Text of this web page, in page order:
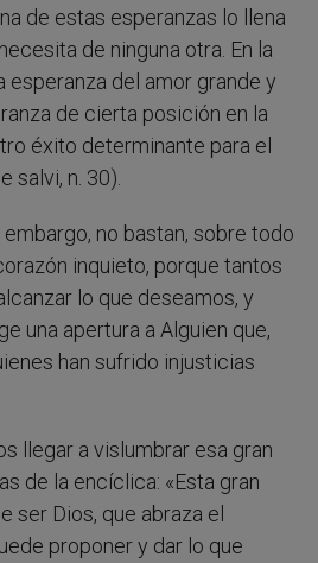
de estas esperanzas lo llena
de ninguna otra. En la
esperanza del amor grande y
de cierta posición en la
éxito determinante para el
salvi, n. 30).
embargo, no bastan, sobre todo
inquieto, porque tantos
lo que deseamos, y
una apertura a Alguien que,
han sufrido injusticias
llegar a vislumbrar esa gran
de la encíclica: «Esta gran
ser Dios, que abraza el
proponer y dar lo que